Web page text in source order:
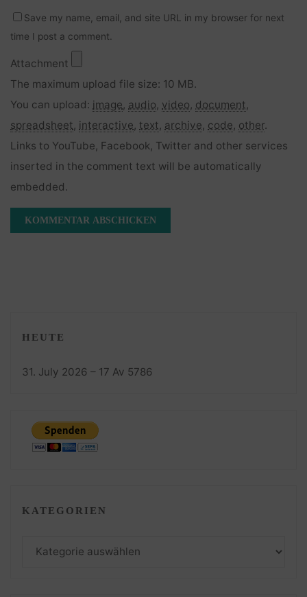
Save my name, email, and site URL in my browser for next
time I post a comment.
Attachment
The maximum upload file size: 10 MB.
You can upload: image, audio, video, document,
spreadsheet, interactive, text, archive, code, other.
Links to YouTube, Facebook, Twitter and other services
inserted in the comment text will be automatically
embedded.
HEUTE
31. July 2026 – 17 Av 5786
KATEGORIEN